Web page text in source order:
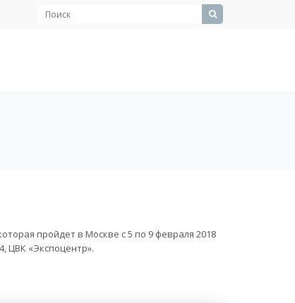
пройдет в Москве с 5 по 9 февраля 2018
ЦВК «Экспоцентр».